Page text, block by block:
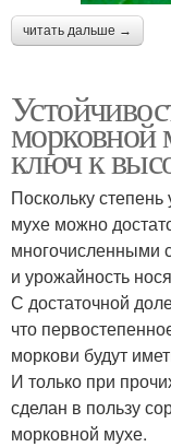
читать дальше →
морковной
ключ к
Поскольку
мухе можно
многочисленными
и урожайность
С достаточной
что
моркови будут
И только при
сделан в пользу
морковной мухе.